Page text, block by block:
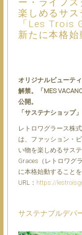
ー・ライフ
楽しめるサス
「Les Trois
新たに本格始
オリジナルビューテ
解禁。「MES
公開。
「サステナショップ
レトロワグラース株
は、ファッション・
い物を楽しめるサス
Graces（レトロワグ
に本格始動すること
URL： https://
サステナブルデパ